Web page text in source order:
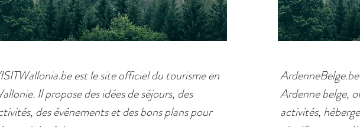
est le site officiel du tourisme en
Il propose des idées de séjours, des
des événements et des bons plans pour
Ardenne belge,
activités,